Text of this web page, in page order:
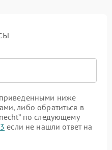
ниже
либо обратиться в
по следующему
если не нашли ответ на